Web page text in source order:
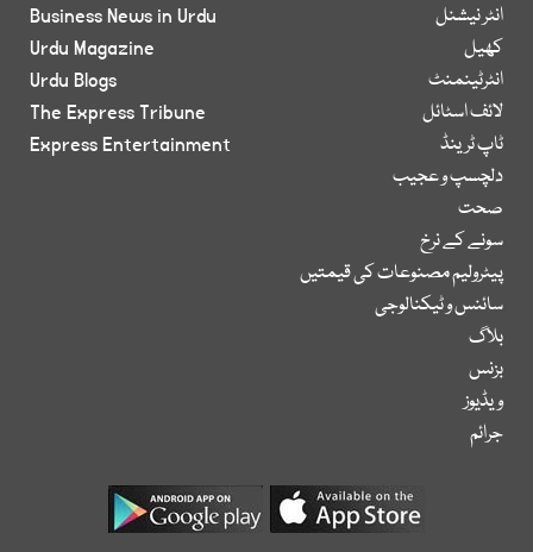
انٹر نیشنل
کھیل
انٹرٹینمنٹ
لائف اسٹائل
ٹاپ ٹرینڈ
دلچسپ و عجیب
صحت
سونے کے نرخ
پیٹرولیم مصنوعات کی قیمتیں
سائنس و ٹیکنالوجی
بلاگ
بزنس
ویڈیوز
جرائم
Business News in Urdu
Urdu Magazine
Urdu Blogs
The Express Tribune
Express Entertainment